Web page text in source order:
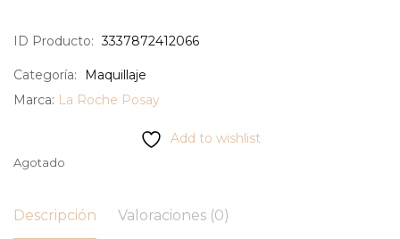
ID Producto: 3337872412066
Categoría:
Maquillaje
Marca: La Roche Posay
Add to wishlist
Agotado
Descripción Valoraciones (0)